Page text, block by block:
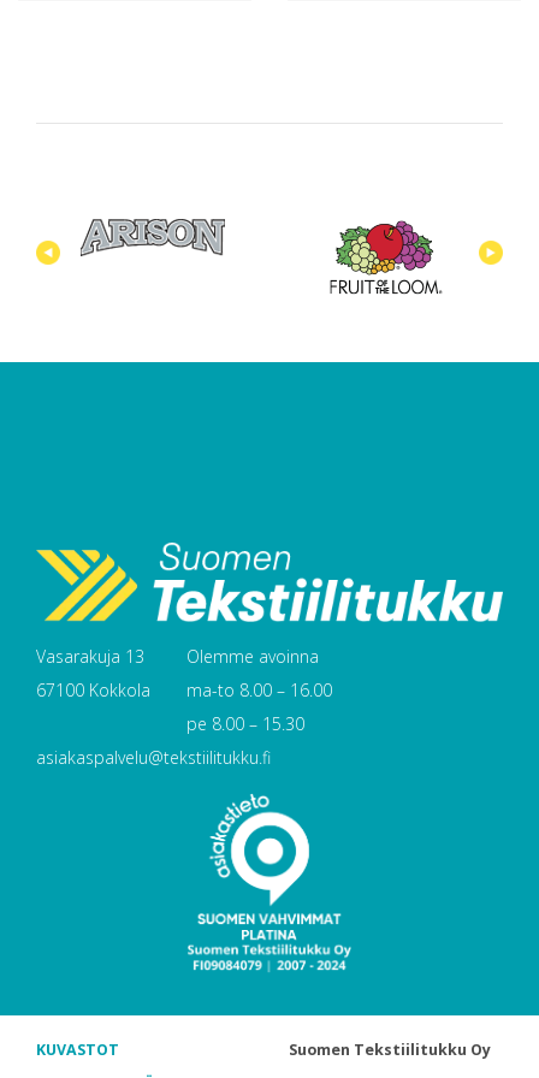
Vasarakuja 13
67100 Kokkola
Olemme avoinna
ma-to 8.00 – 16.00
pe 8.00 – 15.30
asiakaspalvelu@tekstiilitukku.fi
KUVASTOT
Suomen Tekstiilitukku Oy